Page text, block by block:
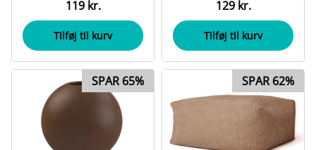
119 kr.
Tilføj til kurv
129 kr.
Tilføj til kurv
SPAR 65% SPAR 62%